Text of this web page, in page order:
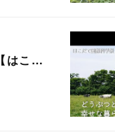
はこ…